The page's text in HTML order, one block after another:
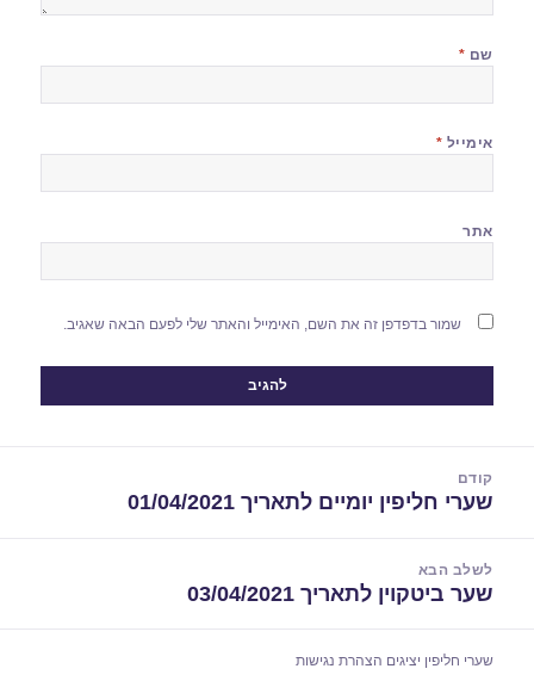
שם *
אימייל *
אתר
שמור בדפדפן זה את השם, האימייל והאתר שלי לפעם הבאה שאגיב.
קודם
הפוסט
שערי חליפין יומיים לתאריך 01/04/2021
לשלב הבא
הפוסט
שער ביטקוין לתאריך 03/04/2021
שערי חליפין יציגים הצהרת נגישות